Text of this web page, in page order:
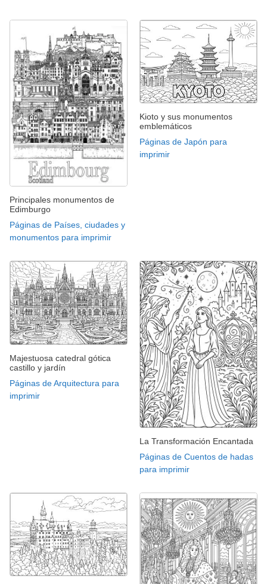
Principales monumentos de
Edimburgo
Páginas de Países, ciudades y
monumentos para imprimir
Kioto y sus monumentos
emblemáticos
Páginas de Japón para
imprimir
Majestuosa catedral gótica
castillo y jardín
Páginas de Arquitectura para
imprimir
La Transformación Encantada
Páginas de Cuentos de hadas
para imprimir